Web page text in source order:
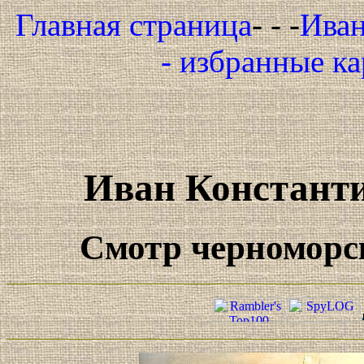
Главная страница- - -
- избранные
Иван
Смотр